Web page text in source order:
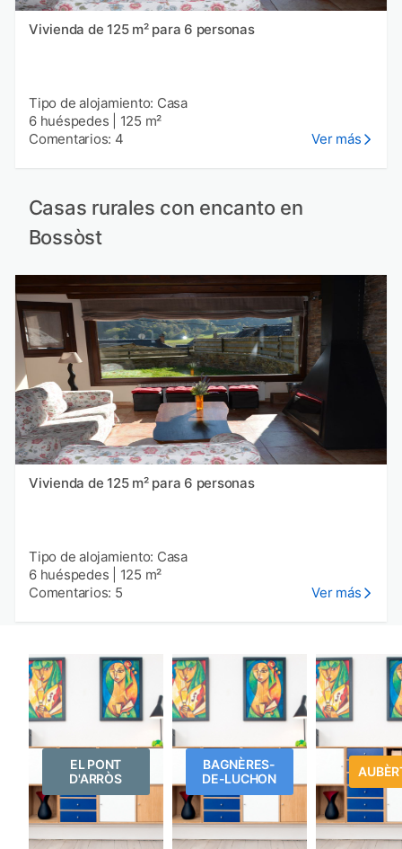
Vivienda de 125 m² para 6 personas
Tipo de alojamiento: Casa
6 huéspedes
125 m²
Comentarios: 4
Ver más
Casas rurales con encanto en
Bossòst
Vivienda de 125 m² para 6 personas
Tipo de alojamiento: Casa
6 huéspedes
125 m²
Comentarios: 5
Ver más
EL PONT
D'ARRÒS
BAGNÈRES-
DE-LUCHON